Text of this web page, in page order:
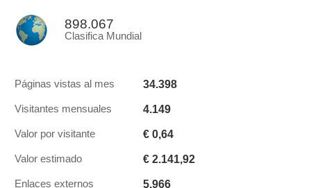
898.067
Clasifica Mundial
Páginas vistas al mes 34.398
Visitantes mensuales 4.149
Valor por visitante € 0,64
Valor estimado € 2.141,92
Enlaces externos 5.966